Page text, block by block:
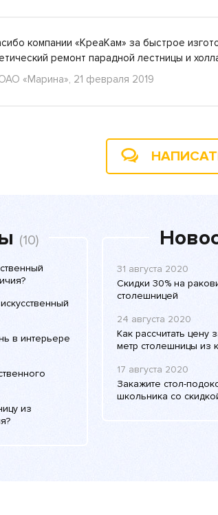
компании «КреаКам» за быстрое
ремонт парадной лестницы и
«Марина», 21 февраля 2019
(10)
в интерьере
из
31 августа 2020
Скидки 30% на
столешницей
24 августа 2020
Как рассчитать цену
метр столешницы из
17 августа 2020
Закажите стол-
школьника со